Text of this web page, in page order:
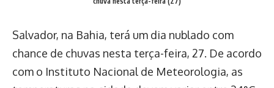
Salvador, na Bahia, terá um dia nublado com
chance de chuvas nesta terça-feira, 27. De acordo
com o Instituto Nacional de Meteorologia, as